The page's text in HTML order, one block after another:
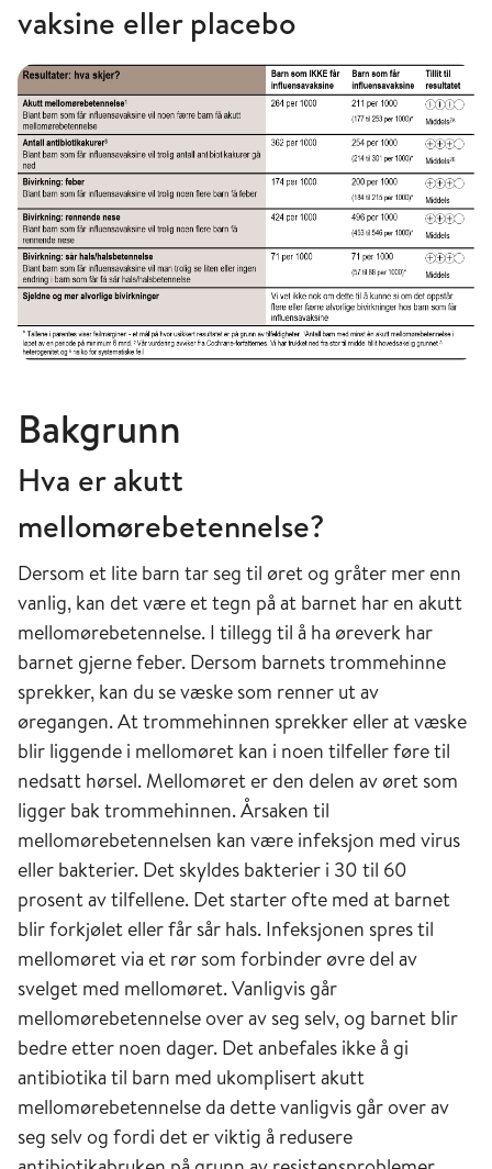
vaksine eller placebo
Bakgrunn
Hva er akutt
mellomørebetennelse?
Dersom et lite barn tar seg til øret og gråter mer enn
vanlig, kan det være et tegn på at barnet har en akutt
mellomørebetennelse. I tillegg til å ha øreverk har
barnet gjerne feber. Dersom barnets trommehinne
sprekker, kan du se væske som renner ut av
øregangen. At trommehinnen sprekker eller at væske
blir liggende i mellomøret kan i noen tilfeller føre til
nedsatt hørsel. Mellomøret er den delen av øret som
ligger bak trommehinnen. Årsaken til
mellomørebetennelsen kan være infeksjon med virus
eller bakterier. Det skyldes bakterier i 30 til 60
prosent av tilfellene. Det starter ofte med at barnet
blir forkjølet eller får sår hals. Infeksjonen spres til
mellomøret via et rør som forbinder øvre del av
svelget med mellomøret. Vanligvis går
mellomørebetennelse over av seg selv, og barnet blir
bedre etter noen dager. Det anbefales ikke å gi
antibiotika til barn med ukomplisert akutt
mellomørebetennelse da dette vanligvis går over av
seg selv og fordi det er viktig å redusere